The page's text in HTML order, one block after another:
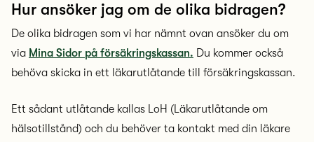
Hur ansöker jag om de olika bidragen?
De olika bidragen som vi har nämnt ovan ansöker du om
via Mina Sidor på försäkringskassan. Du kommer också
behöva skicka in ett läkarutlåtande till försäkringskassan.
Ett sådant utlåtande kallas LoH (Läkarutlåtande om
hälsotillstånd) och du behöver ta kontakt med din läkare